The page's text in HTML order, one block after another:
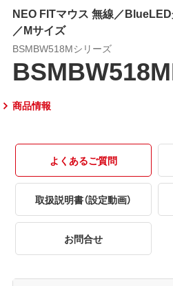
NEO FITマウス 無線／
／Mサイズ
BSMBW518Mシリーズ
商品情報
よくあるご質問
取扱説明書（設定動画）
お問合せ